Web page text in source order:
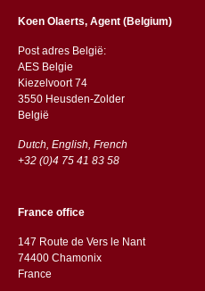
Koen Olaerts, Agent (Belgium)
Post adres België:
AES Belgie
Kiezelvoort 74
3550 Heusden-Zolder
België
Dutch, English, French
+32 (0)4 75 41 83 58
France office
147 Route de Vers le Nant
74400 Chamonix
France